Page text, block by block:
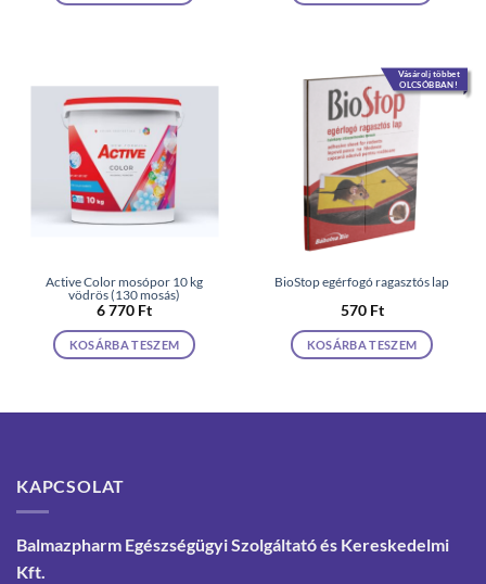
Active Color mosópor 10 kg
vödrös (130 mosás)
6 770 Ft
KOSÁRBA TESZEM
Vásárolj többet
OLCSÓBBAN!
BioStop egérfogó ragasztós lap
570 Ft
KOSÁRBA TESZEM
KAPCSOLAT
Balmazpharm Egészségügyi Szolgáltató és Kereskedelmi
Kft.